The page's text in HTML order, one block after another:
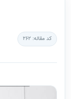
کد مقاله: 262